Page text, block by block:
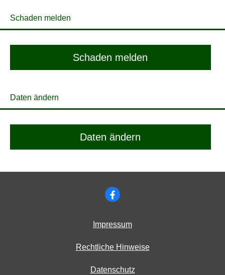
Schaden melden
Schaden melden
Daten ändern
Daten ändern
Impressum
Rechtliche Hinweise
Datenschutz